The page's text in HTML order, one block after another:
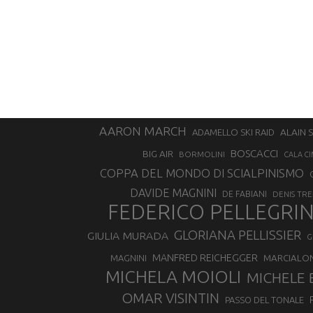
AARON MARCH ADAMELLO SKI RAID ALAIN
BIG AIR
BORMOLINI BOSCACCI CALA
COPPA DEL MONDO DI SCIALPINISMO
DAVIDE MAGNINI DE FABIANI DENIS
FEDERICO
GIULIA MURADA GLORIANA PELLISSIER
MAGNINI MANFRED REICHEGGER
MICHELA MOIOLI MICHELE
OMAR VISINTIN PASSO DEL TONALE